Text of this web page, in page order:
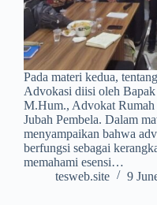
Pada materi kedua,
Advokasi diisi oleh
M.Hum., Advokat
Jubah Pembela. Dalam
menyampaikan bahwa
berfungsi sebagai
memahami esensi…
tesweb.site
9